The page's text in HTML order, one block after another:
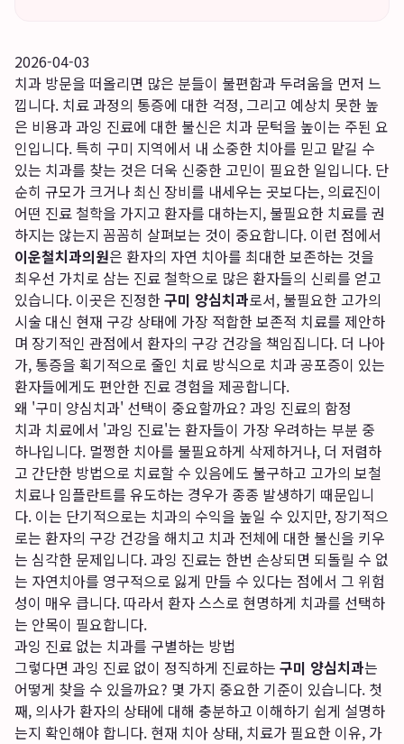
2026-04-03
치과 방문을 떠올리면 많은 분들이 불편함과 두려움을 먼저 느
낍니다. 치료 과정의 통증에 대한 걱정, 그리고 예상치 못한 높
은 비용과 과잉 진료에 대한 불신은 치과 문턱을 높이는 주된 요
인입니다. 특히 구미 지역에서 내 소중한 치아를 믿고 맡길 수
있는 치과를 찾는 것은 더욱 신중한 고민이 필요한 일입니다. 단
순히 규모가 크거나 최신 장비를 내세우는 곳보다는, 의료진이
어떤 진료 철학을 가지고 환자를 대하는지, 불필요한 치료를 권
하지는 않는지 꼼꼼히 살펴보는 것이 중요합니다. 이런 점에서
이운철치과의원은 환자의 자연 치아를 최대한 보존하는 것을
최우선 가치로 삼는 진료 철학으로 많은 환자들의 신뢰를 얻고
있습니다. 이곳은 진정한구미 양심치과로서, 불필요한 고가의
시술 대신 현재 구강 상태에 가장 적합한 보존적 치료를 제안하
며 장기적인 관점에서 환자의 구강 건강을 책임집니다. 더 나아
가, 통증을 획기적으로 줄인 치료 방식으로 치과 공포증이 있는
환자들에게도 편안한 진료 경험을 제공합니다.
왜 '구미 양심치과' 선택이 중요할까요? 과잉 진료의 함정
치과 치료에서 '과잉 진료'는 환자들이 가장 우려하는 부분 중
하나입니다. 멀쩡한 치아를 불필요하게 삭제하거나, 더 저렴하
고 간단한 방법으로 치료할 수 있음에도 불구하고 고가의 보철
치료나 임플란트를 유도하는 경우가 종종 발생하기 때문입니
다. 이는 단기적으로는 치과의 수익을 높일 수 있지만, 장기적으
로는 환자의 구강 건강을 해치고 치과 전체에 대한 불신을 키우
는 심각한 문제입니다. 과잉 진료는 한번 손상되면 되돌릴 수 없
는 자연치아를 영구적으로 잃게 만들 수 있다는 점에서 그 위험
성이 매우 큽니다. 따라서 환자 스스로 현명하게 치과를 선택하
는 안목이 필요합니다.
과잉 진료 없는 치과를 구별하는 방법
그렇다면 과잉 진료 없이 정직하게 진료하는 구미 양심치과는
어떻게 찾을 수 있을까요? 몇 가지 중요한 기준이 있습니다. 첫
째, 의사가 환자의 상태에 대해 충분하고 이해하기 쉽게 설명하
는지 확인해야 합니다. 현재 치아 상태, 치료가 필요한 이유, 가